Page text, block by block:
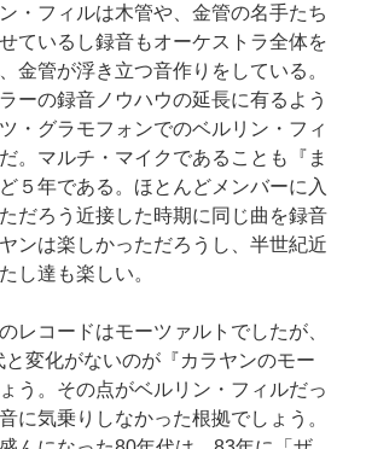
・フィルは木管や、金管の名手たち
ているし録音もオーケストラ全体を
金管が浮き立つ音作りをしている。
ーの録音ノウハウの延長に有るよう
・グラモフォンでのベルリン・フィ
。マルチ・マイクであることも『ま
５年である。ほとんどメンバーに入
だろう近接した時期に同じ曲を録音
ンは楽しかっただろうし、半世紀近
し達も楽しい。
レコードはモーツァルトでしたが、
変化がないのが『カラヤンのモー
う。その点がベルリン・フィルだっ
に気乗りしなかった根拠でしょう。